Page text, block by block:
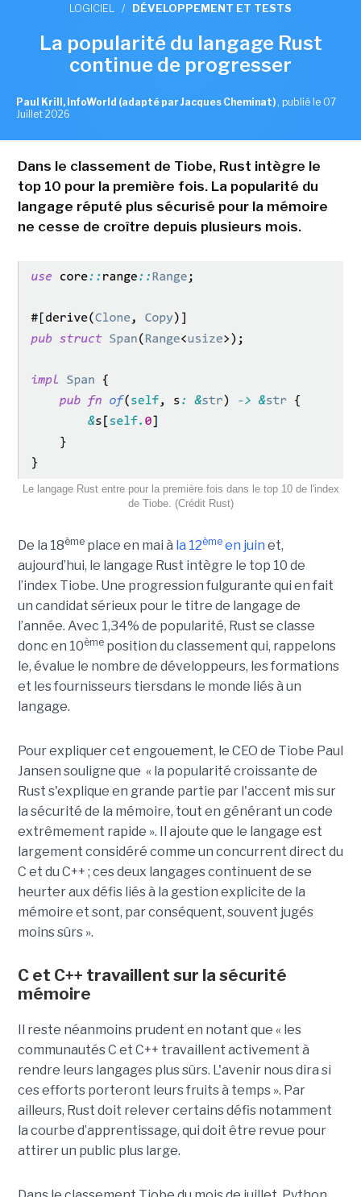
LOGICIEL / DÉVELOPPEMENT ET TESTS
La popularité du langage Rust
continue de progresser
Paul Krill, InfoWorld (adapté par Jacques Cheminat) , publié le 07
Juillet 2026
Dans le classement de Tiobe, Rust intègre le
top 10 pour la première fois. La popularité du
langage réputé plus sécurisé pour la mémoire
ne cesse de croître depuis plusieurs mois.
Le langage Rust entre pour la première fois dans le top 10 de l'index
de Tiobe. (Crédit Rust)
De la 18èmeplace en mai à la 12èmeen juin et,
aujourd’hui, le langage Rust intègre le top 10 de
l’index Tiobe. Une progression fulgurante qui en fait
un candidat sérieux pour le titre de langage de
l’année. Avec 1,34% de popularité, Rust se classe
donc en 10èmeposition du classement qui, rappelons
le, évalue le nombre de développeurs, les formations
et les fournisseurs tiersdans le monde liés à un
langage.
Pour expliquer cet engouement, le CEO de Tiobe Paul
Jansen souligne que « la popularité croissante de
Rust s'explique en grande partie par l'accent mis sur
la sécurité de la mémoire, tout en générant un code
extrêmement rapide ». Il ajoute que le langage est
largement considéré comme un concurrent direct du
C et du C++ ; ces deux langages continuent de se
heurter aux défis liés à la gestion explicite de la
mémoire et sont, par conséquent, souvent jugés
moins sûrs ».
C et C++ travaillent sur la sécurité
mémoire
Il reste néanmoins prudent en notant que « les
communautés C et C++ travaillent activement à
rendre leurs langages plus sûrs. L'avenir nous dira si
ces efforts porteront leurs fruits à temps ». Par
ailleurs, Rust doit relever certains défis notamment
la courbe d’apprentissage, qui doit être revue pour
attirer un public plus large.